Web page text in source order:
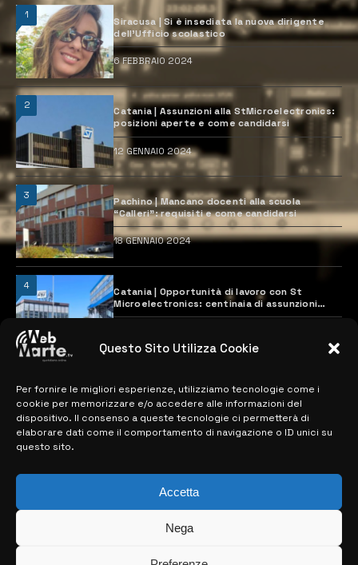
Questo Sito Utilizza Cookie
Per fornire le migliori esperienze, utilizziamo tecnologie come i
cookie per memorizzare e/o accedere alle informazioni del
dispositivo. Il consenso a queste tecnologie ci permetterà di
elaborare dati come il comportamento di navigazione o ID unici su
questo sito.
Accetta
Nega
1
Siracusa | Si è insediata la nuova dirigente
dell’Ufficio scolastico
6 FEBBRAIO 2024
2
Catania | Assunzioni alla StMicroelectronics:
posizioni aperte e come candidarsi
12 GENNAIO 2024
3
Pachino | Mancano docenti alla scuola
“Calleri”: requisiti e come candidarsi
18 GENNAIO 2024
4
Catania | Opportunità di lavoro con St
Microelectronics: centinaia di assunzioni
previste
MAPPA DEL SITO
> NOTIZIE